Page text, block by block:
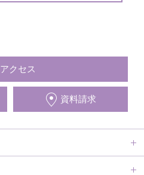
アクセス
資料請求